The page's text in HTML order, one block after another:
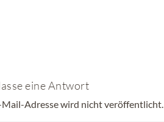
eine Antwort
Mail-Adresse wird nicht veröffentlicht.